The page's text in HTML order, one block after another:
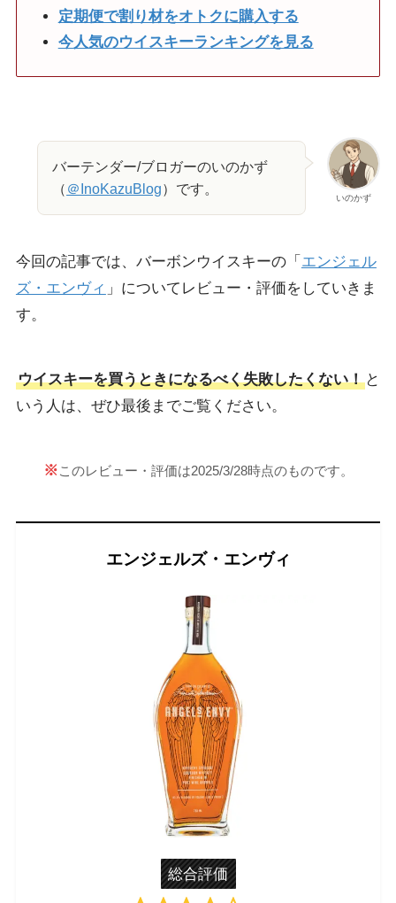
定期便で割り材をオトクに購入する
今人気のウイスキーランキングを見る
いのかず
バーテンダー/ブロガーのいのかず
（ ＠InoKazuBlog）です。
今回の記事では、バーボンウイスキーの「 エンジェル
ズ・エンヴィ 」についてレビュー・評価をしていきま
す。
ウイスキーを買うときになるべく失敗したくない！と
いう人は、ぜひ最後までご覧ください。
※このレビュー・評価は2025/3/28時点のものです。
エンジェルズ・エンヴィ
総合評価